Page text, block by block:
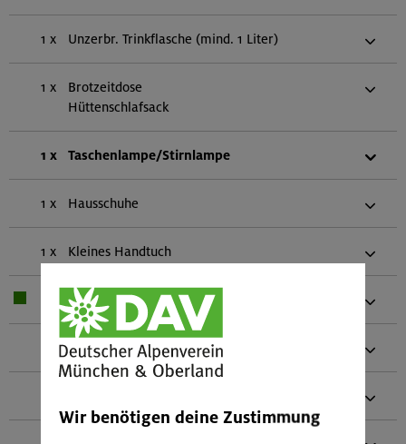
1 x Unzerbr. Trinkflasche (mind. 1 Liter)
1 x
Brotzeitdose
Hüttenschlafsack
1 x Taschenlampe/Stirnlampe
1 x Hausschuhe
1 x Kleines Handtuch
Kleiner Waschbeutel
Badekleidung
Wir benötigen deine Zustimmung